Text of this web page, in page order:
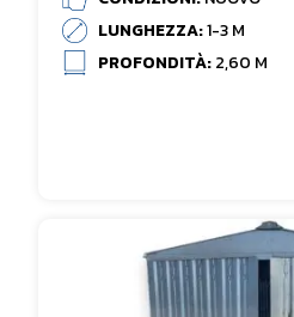
LUNGHEZZA:1-3 M
PROFONDITÀ:2,60 M